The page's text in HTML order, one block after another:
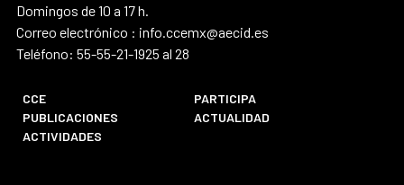
Domingos de 10 a 17 h.
Correo electrónico : info.ccemx@aecid.es
Teléfono: 55-55-21-1925 al 28
CCE
PARTICIPA
PUBLICACIONES
ACTUALIDAD
ACTIVIDADES